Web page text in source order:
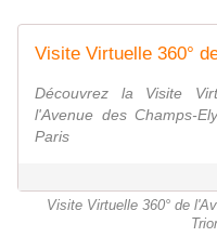
Découvrez la Visite
l'Avenue des Champs-
Paris
Visite Virtuelle 360° de